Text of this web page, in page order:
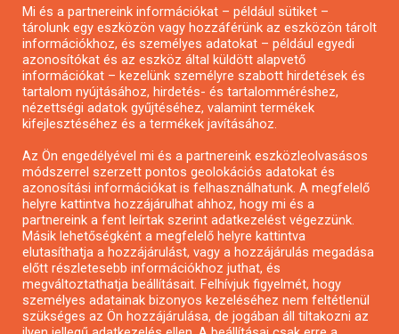
Pályázatírás civil szervezeteknek
Pályázatírás önkormányzatoknak
Pályázatfigyelés
Specifikus pályázatfigyelés vagy hírlevél
Pályázatok magánszemélyeknek
Pályázatok civil szervezeteknek
Pályázatok vállalkozásoknak
Önkormányzati pályázatok
Mezőgazdasági pályázatok
Falusi turizmus pályázatok
Mi és a partnereink információkat – például sütiket –
tárolunk egy eszközön vagy hozzáférünk az eszközön tárolt
információkhoz, és személyes adatokat – például egyedi
azonosítókat és az eszköz által küldött alapvető
információkat – kezelünk személyre szabott hirdetések és
tartalom nyújtásához, hirdetés- és tartalomméréshez,
nézettségi adatok gyűjtéséhez, valamint termékek
kifejlesztéséhez és a termékek javításához.
Az Ön engedélyével mi és a partnereink eszközleolvasásos
módszerrel szerzett pontos geolokációs adatokat és
azonosítási információkat is felhasználhatunk. A megfelelő
helyre kattintva hozzájárulhat ahhoz, hogy mi és a
partnereink a fent leírtak szerint adatkezelést végezzünk.
Másik lehetőségként a megfelelő helyre kattintva
elutasíthatja a hozzájárulást, vagy a hozzájárulás megadása
előtt részletesebb információkhoz juthat, és
megváltoztathatja beállításait. Felhívjuk figyelmét, hogy
személyes adatainak bizonyos kezeléséhez nem feltétlenül
szükséges az Ön hozzájárulása, de jogában áll tiltakozni az